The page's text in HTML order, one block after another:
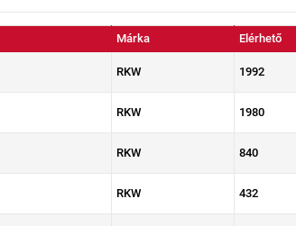
Márka Elérhető
RKW 1992
RKW 1980
RKW 840
RKW 432